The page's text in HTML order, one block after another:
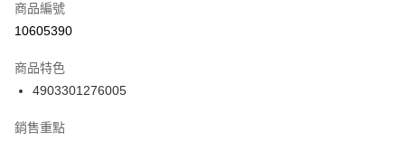
信用卡分期付款
合作金庫商業銀行
華南商業銀行
國泰世華商業銀行
商品編號
10605390
商品特色
4903301276005
銷售重點